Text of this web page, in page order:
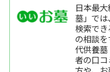
日本最
墓」で
検索で
の相談
代供養
者の口